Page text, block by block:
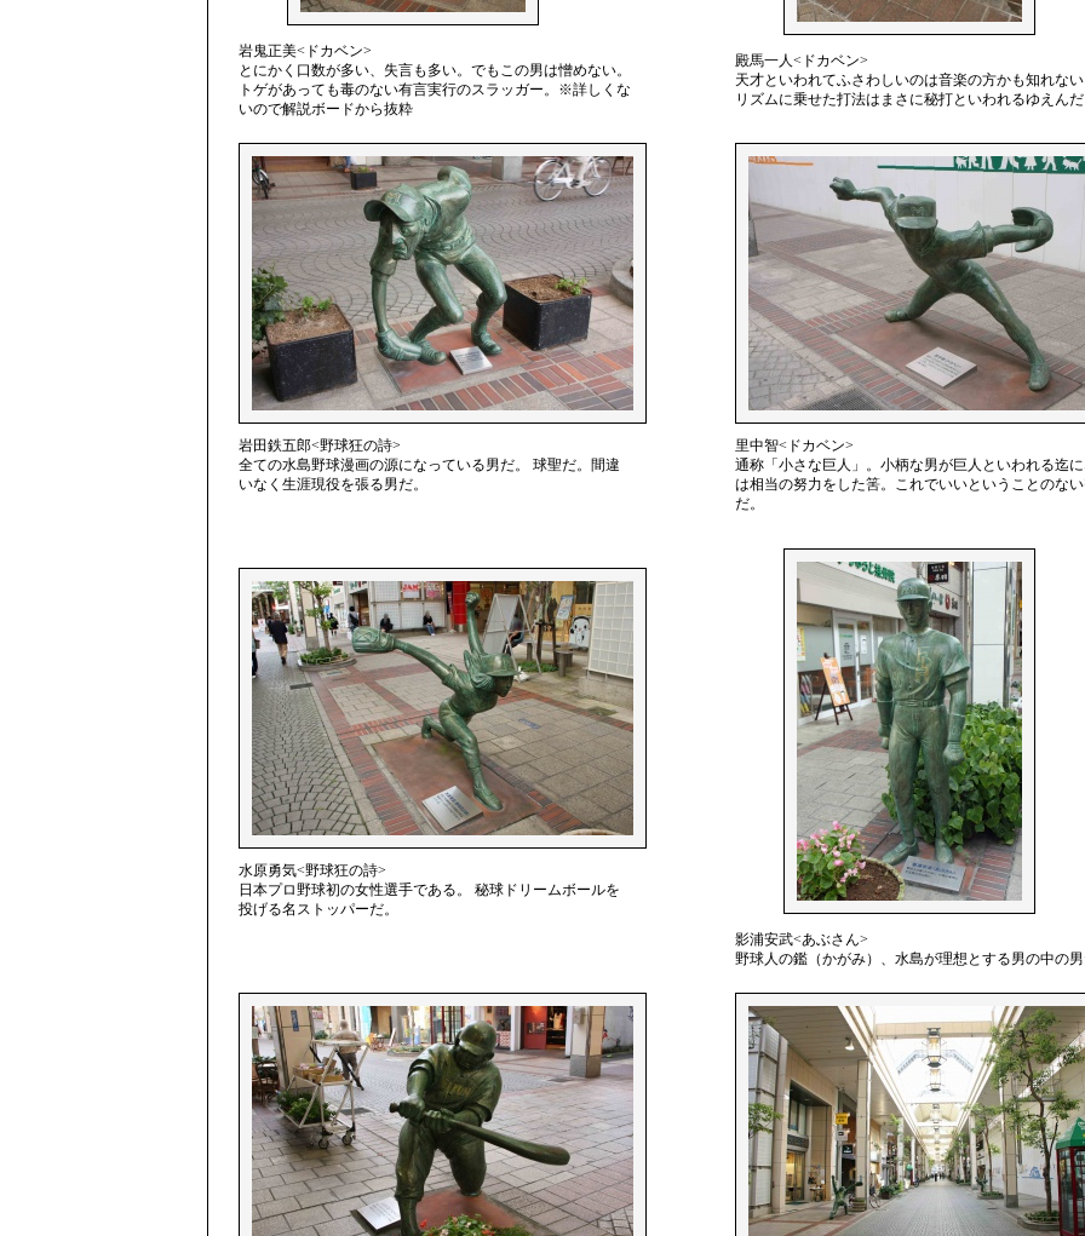
岩鬼正美<ドカベン>
とにかく口数が多い、失言も多い。でもこの男は憎めない。
トゲがあっても毒のない有言実行のスラッガー。※詳しくな
いので解説ボードから抜粋
殿馬一人<ドカベン>
天才といわれてふさわしいのは音楽の方かも知れな
リズムに乗せた打法はまさに秘打といわれるゆえん
岩田鉄五郎<野球狂の詩>
全ての水島野球漫画の源になっている男だ。 球聖だ。間違
いなく生涯現役を張る男だ。
里中智<ドカベン>
通称「小さな巨人」。小柄な男が巨人といわれる迄
は相当の努力をした筈。これでいいということのな
だ。
水原勇気<野球狂の詩>
日本プロ野球初の女性選手である。 秘球ドリームボールを
投げる名ストッパーだ。
影浦安武<あぶさん>
野球人の鑑（かがみ）、水島が理想とする男の中の